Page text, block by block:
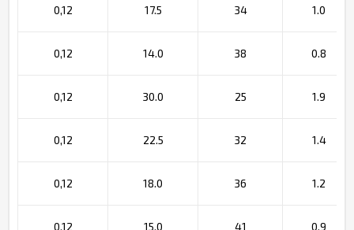
0,12 17.5 34 1.0
0,12 14.0 38 0.8
0,12 30.0 25 1.9
0,12 22.5 32 1.4
0,12 18.0 36 1.2
0,12 15.0 41 0.9